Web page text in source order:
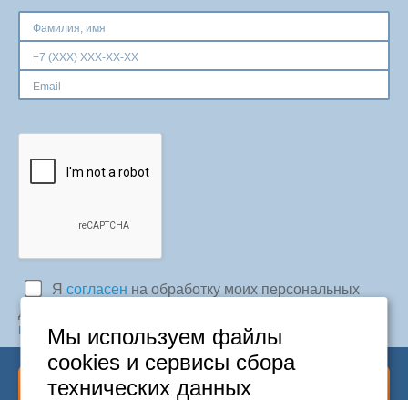
Я согласен на обработку моих персональных
данных в соответствии с
конфиденциальности
Отправить заявку
Мы используем файлы
cookies и сервисы сбора
технических данных
+7 (495) 646-74-40
Петербург
+7 (812) 418-22-18